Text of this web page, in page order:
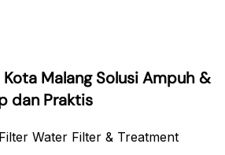
Malang Solusi Ampuh &
dan Praktis
Water Filter & Treatment